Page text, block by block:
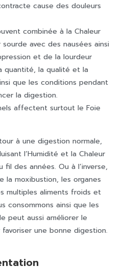
cause des douleurs
combinée à la Chaleur
avec des nausées ainsi
et de la lourdeur
quantité, la qualité et la
que les conditions pendant
la digestion.
affectent surtout le Foie
à une digestion normale,
l’Humidité et la Chaleur
fil des années. Ou à l’inverse,
la moxibustion, les organes
multiples aliments froids et
consommons ainsi que les
peut aussi améliorer le
une bonne digestion.